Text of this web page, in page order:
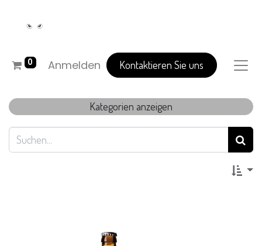
0 Anmelden Kontaktieren Sie uns
Kategorien anzeigen